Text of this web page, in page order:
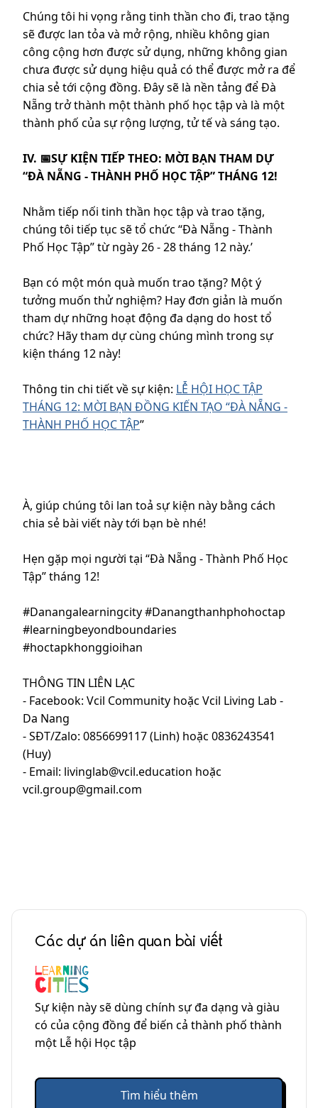
Chúng tôi hi vọng rằng tinh thần cho đi, trao tặng
sẽ được lan tỏa và mở rộng, nhiều không gian
công cộng hơn được sử dụng, những không gian
chưa được sử dụng hiệu quả có thể được mở ra để
chia sẻ tới cộng đồng. Đây sẽ là nền tảng để Đà
Nẵng trở thành một thành phố học tập và là một
thành phố của sự rộng lượng, tử tế và sáng tạo.
IV. 📅SỰ KIỆN TIẾP THEO: MỜI BẠN THAM DỰ
“ĐÀ NẴNG - THÀNH PHỐ HỌC TẬP” THÁNG 12!
Nhằm tiếp nối tinh thần học tập và trao tặng,
chúng tôi tiếp tục sẽ tổ chức “Đà Nẵng - Thành
Phố Học Tập” từ ngày 26 - 28 tháng 12 này.’
Bạn có một món quà muốn trao tặng? Một ý
tưởng muốn thử nghiệm? Hay đơn giản là muốn
tham dự những hoạt động đa dạng do host tổ
chức? Hãy tham dự cùng chúng mình trong sự
kiện tháng 12 này!
Thông tin chi tiết về sự kiện: LỄ HỘI HỌC TẬP
THÁNG 12: MỜI BẠN ĐỒNG KIẾN TẠO “ĐÀ NẴNG -
THÀNH PHỐ HỌC TẬP”
À, giúp chúng tôi lan toả sự kiện này bằng cách
chia sẻ bài viết này tới bạn bè nhé!
Hẹn gặp mọi người tại “Đà Nẵng - Thành Phố Học
Tập” tháng 12!
#Danangalearningcity #Danangthanhphohoctap
#learningbeyondboundaries
#hoctapkhonggioihan
THÔNG TIN LIÊN LẠC
- Facebook: Vcil Community hoặc Vcil Living Lab -
Da Nang
- SĐT/Zalo: 0856699117 (Linh) hoặc 0836243541
(Huy)
- Email: livinglab@vcil.education hoặc
vcil.group@gmail.com
Các dự án liên quan bài viết
Sự kiện này sẽ dùng chính sự đa dạng và giàu
có của cộng đồng để biến cả thành phố thành
một Lễ hội Học tập
Tìm hiểu thêm